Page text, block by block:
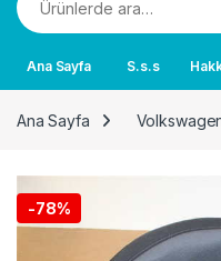
Ana Sayfa S.s.s
Ana Sayfa
-78%